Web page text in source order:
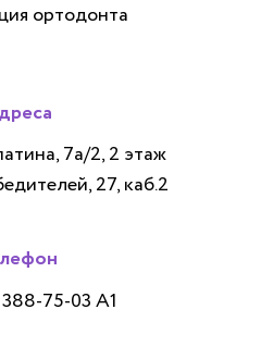
ортодонта
7а/2, 2 этаж
27, каб.2
75-03 А1